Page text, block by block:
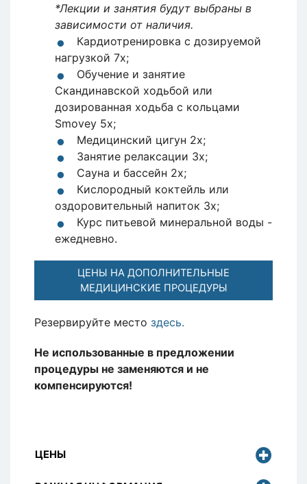
*Лекции и занятия будут выбраны в
зависимости от наличия.
Кардиотренировка с дозируемой
нагрузкой 7x;
Обучение и занятие
Скандинавской ходьбой или
дозированная ходьба с кольцами
Smovey 5x;
Медицинский цигун 2х;
Занятие релаксации 3x;
Сауна и бассейн 2х;
Кислородный коктейль или
оздоровительный напиток 3х;
Курс питьевой минеральной воды -
ежедневно.
ЦЕНЫ НА ДОПОЛНИТЕЛЬНЫЕ
МЕДИЦИНСКИЕ ПРОЦЕДУРЫ
Резервируйте место здесь.
Не использованные в предложении
процедуры не заменяются и не
компенсируются!
ЦЕНЫ